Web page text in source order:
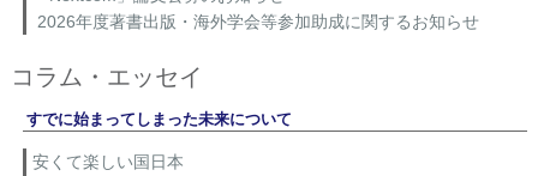
2026年度著書出版・海外学会等参加助成に関するお知らせ
コラム・エッセイ
すでに始まってしまった未来について
安くて楽しい国日本